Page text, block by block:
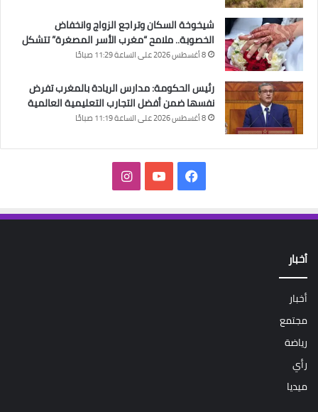
شيخوخة السكان وتراجع الزواج وانخفاض
الخصوبة.. ملامح “مغرب الأسر المصغرة” تتشكل
8 أغسطس 2026 على الساعة 11:29 صباحًا
رئيس الحكومة: مدارس الريادة بالمغرب تفرض
نفسها ضمن أفضل التجارب التعليمية العالمية
8 أغسطس 2026 على الساعة 11:19 صباحًا
فيسبوك‫YouTubeانستقرام
أخبار
أخبار
مجتمع
رياضة
رأي
ميديا